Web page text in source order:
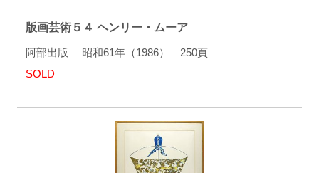
版画芸術５４ ヘンリー・ムーア
阿部出版 昭和61年（1986） 250頁
SOLD